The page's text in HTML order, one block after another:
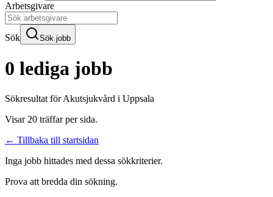
Arbetsgivare
Sök Sök jobb
0 lediga jobb
Sökresultat förAkutsjukvård i Uppsala
Visar 20 träffar per sida.
← Tillbaka till startsidan
Inga jobb hittades med dessa sökkriterier.
Prova att bredda din sökning.